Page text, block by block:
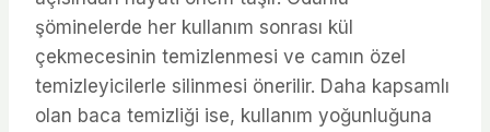
şöminelerde her kullanım sonrası kül
çekmecesinin temizlenmesi ve camın özel
temizleyicilerle silinmesi önerilir. Daha kapsamlı
olan baca temizliği ise, kullanım yoğunluğuna